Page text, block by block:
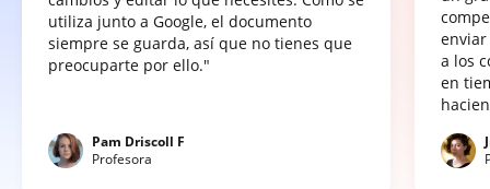
utiliza junto a Google, el documento
siempre se guarda, así que no tienes que
preocuparte por ello."
Pam Driscoll F
Profesora
a los
en